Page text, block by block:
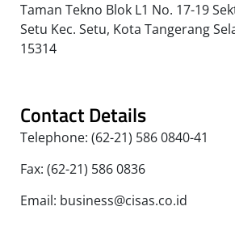
Taman Tekno Blok L1 No. 17-19
Setu Kec. Setu, Kota Tangerang
15314
Contact Details
Telephone: (62-21) 586 0840-41
Fax: (62-21) 586 0836
Email: business@cisas.co.id